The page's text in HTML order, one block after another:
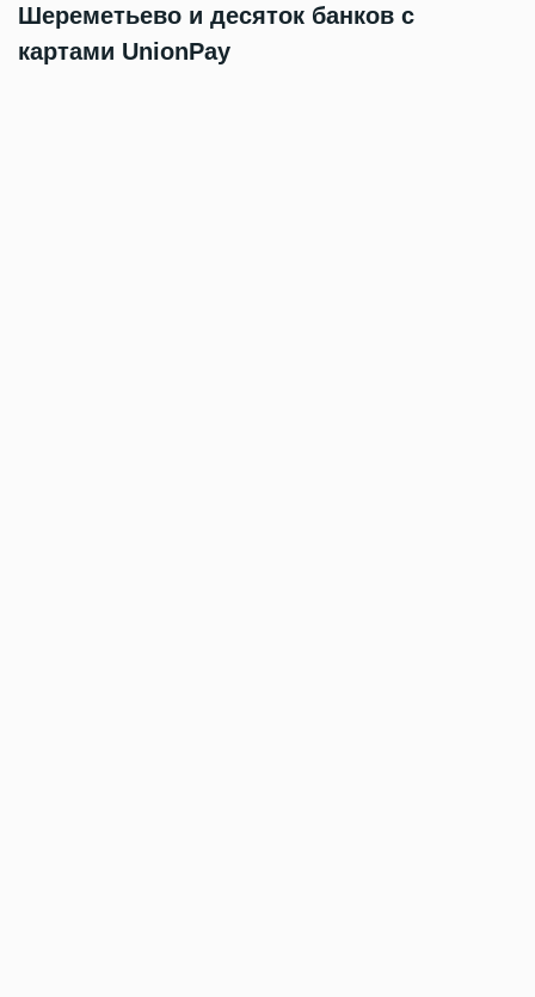
Шереметьево и десяток банков с
картами UnionPay